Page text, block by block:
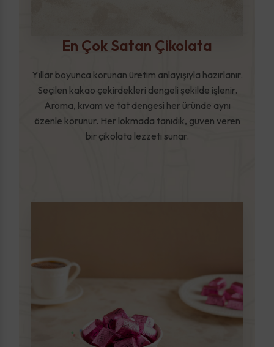
En Çok Satan Çikolata
Yıllar boyunca korunan üretim anlayışıyla hazırlanır.
Seçilen kakao çekirdekleri dengeli şekilde işlenir.
Aroma, kıvam ve tat dengesi her üründe aynı
özenle korunur. Her lokmada tanıdık, güven veren
bir çikolata lezzeti sunar.